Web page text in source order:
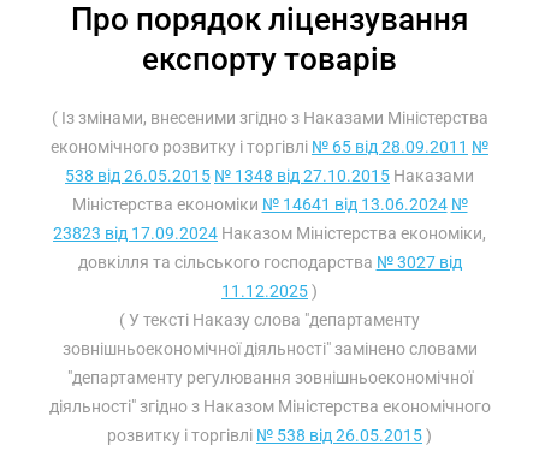
Про порядок ліцензування
експорту товарів
( Із змінами, внесеними згідно з Наказами Міністерства
економічного розвитку і торгівлі № 65 від 28.09.2011 №
538 від 26.05.2015 № 1348 від 27.10.2015 Наказами
Міністерства економіки № 14641 від 13.06.2024 №
23823 від 17.09.2024 Наказом Міністерства економіки,
довкілля та сільського господарства № 3027 від
11.12.2025)
( У тексті Наказу слова "департаменту
зовнішньоекономічної діяльності" замінено словами
"департаменту регулювання зовнішньоекономічної
діяльності" згідно з Наказом Міністерства економічного
розвитку і торгівлі № 538 від 26.05.2015)